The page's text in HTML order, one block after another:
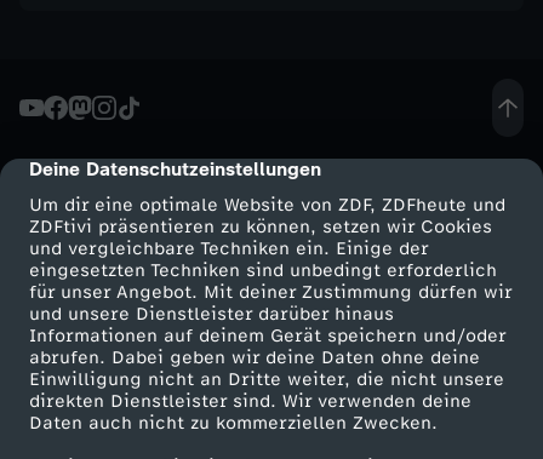
cmp-dialog-description
Deine Datenschutzeinstellungen
Um dir eine optimale Website von ZDF, ZDFheute und
ZDFtivi präsentieren zu können, setzen wir Cookies
und vergleichbare Techniken ein. Einige der
eingesetzten Techniken sind unbedingt erforderlich
für unser Angebot. Mit deiner Zustimmung dürfen wir
und unsere Dienstleister darüber hinaus
Informationen auf deinem Gerät speichern und/oder
abrufen. Dabei geben wir deine Daten ohne deine
Einwilligung nicht an Dritte weiter, die nicht unsere
direkten Dienstleister sind. Wir verwenden deine
Daten auch nicht zu kommerziellen Zwecken.
i
N
a
w
a
l
Mehr ZDF
ZDF-Apps
Smart TV
ZDFtext
Service
ZDFmitreden
Kontakt zum ZDF
Tickets